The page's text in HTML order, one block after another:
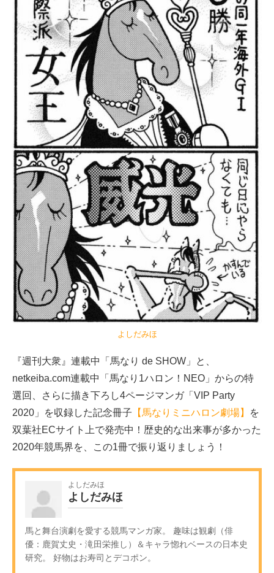
よしだみほ
『週刊大衆』連載中「馬なり de SHOW」と、
netkeiba.com連載中「馬なり1ハロン！NEO」からの特
選回、さらに描き下ろし4ページマンガ「VIP Party
2020」を収録した記念冊子 【馬なりミニハロン劇場】
を
双葉社ECサイト上で発売中！歴史的な出来事が多かった
2020年競馬界を、この1冊で振り返りましょう！
よしだみほ
よしだみほ
馬と舞台演劇を愛する競馬マンガ家。 趣味は観劇（俳
優：鹿賀丈史・滝田栄推し）＆キャラ惚れベースの日本史
研究。 好物はお寿司とデコポン。